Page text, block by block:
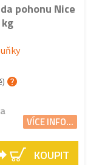
pohonu Nice
VÍCE INFO...
KOUPIT